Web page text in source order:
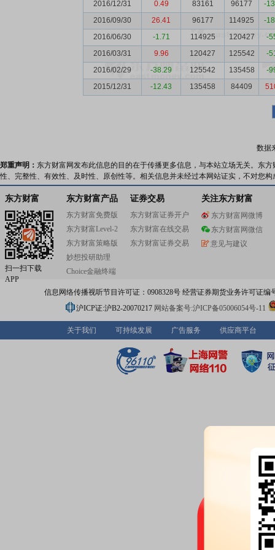
2016/12/31
0.49 83161 96177
-
2016/09/30
26.41 96177 114925
-
2016/06/30
-1.71 114925 120427
-
2016/03/31
9.96 120427 125542
-
2016/02/29
-38.29 125542 135458
-
2015/12/31
-12.43 135458 84409
数据
郑重声明： 东方财富网发布此信息的目的在于传播更多信息，与本站立场无关。东
性、完整性、有效性、及时性、原创性等。相关信息并未经过本网站证实，不对您
东方财富
扫一扫下载
APP
东方财富产品
东方财富免费版
东方财富Level-2
东方财富策略版
妙想投研助理
Choice金融终端
证券交易
东方财富证券开户
东方财富在线交易
东方财富证券交易
关注东方财富
东方财富网微博
东方财富网微信
意见与建议
信息网络传播视听节目许可证：0908328号 经营证券期货业务许可证编
沪ICP证:沪B2-20070217 网站备案号:沪ICP备05006054号-11
关于我们 可持续发展 广告服务 供应商平台